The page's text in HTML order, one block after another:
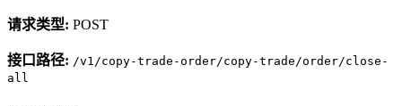
请求类型: POST
接口路径: /v1/copy-trade-order/copy-trade/order/close-
all